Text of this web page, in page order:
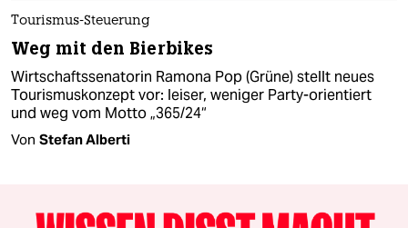
Tourismus-Steuerung
Weg mit den Bierbikes
Wirtschaftssenatorin Ramona Pop (Grüne) stellt neues
Tourismuskonzept vor: leiser, weniger Party-orientiert
und weg vom Motto „365/24“
Von Stefan Alberti